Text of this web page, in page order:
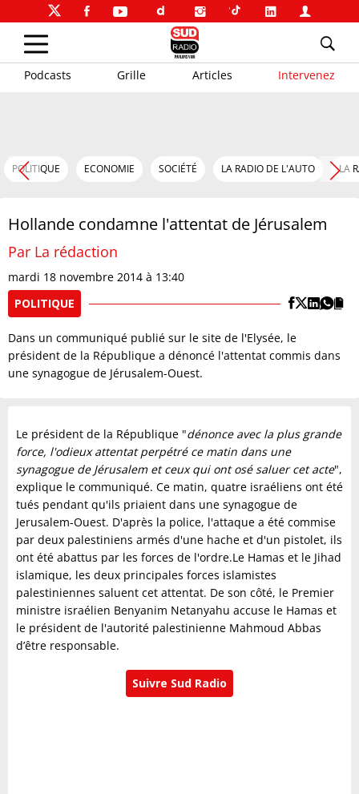
Podcasts Grille Articles Intervenez
POLITIQUE ECONOMIE SOCIÉTÉ LA RADIO DE L'AUTO LA
Hollande condamne l'attentat de Jérusalem
Par La rédaction
mardi 18 novembre 2014 à 13:40
POLITIQUE
Dans un communiqué publié sur le site de l'Elysée, le
président de la République a dénoncé l'attentat commis dans
une synagogue de Jérusalem-Ouest.
Le président de la République "dénonce avec la plus grande
force, l'odieux attentat perpétré ce matin dans une
synagogue de Jérusalem et ceux qui ont osé saluer cet acte",
explique le communiqué. Ce matin, quatre israéliens ont été
tués pendant qu'ils priaient dans une synagogue de
Jerusalem-Ouest. D'après la police, l'attaque a été commise
par deux palestiniens armés d'une hache et d'un pistolet, ils
ont été abattus par les forces de l'ordre.Le Hamas et le Jihad
islamique, les deux principales forces islamistes
palestiniennes saluent cet attentat. De son côté, le Premier
ministre israélien Benyanim Netanyahu accuse le Hamas et
le président de l'autorité palestinienne Mahmoud Abbas
d’être responsable.
Suivre Sud Radio